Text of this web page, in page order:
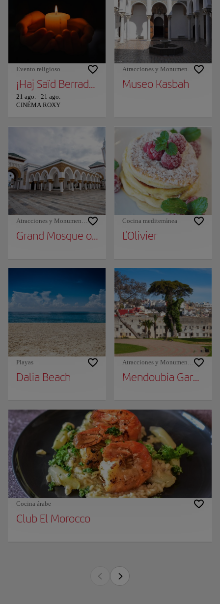
Evento religioso
¡Haj Saïd Berrada en Tánger!
21 ago. - 21 ago.
CINÉMA ROXY
Atracciones y Monumentos
Museo Kasbah
Atracciones y Monumentos
Grand Mosque of Tangier
Cocina mediterránea
L'Olivier
Playas
Dalia Beach
Atracciones y Monumentos
Mendoubia Gardens
Cocina árabe
Club El Morocco